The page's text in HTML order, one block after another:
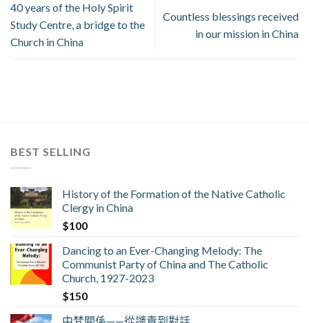
40 years of the Holy Spirit
Study Centre, a bridge to the
Church in China
Countless blessings received
in our mission in China
BEST SELLING
History of the Formation of the Native Catholic
Clergy in China
$100
Dancing to an Ever-Changing Melody: The
Communist Party of China and The Catholic
Church, 1927-2023
$150